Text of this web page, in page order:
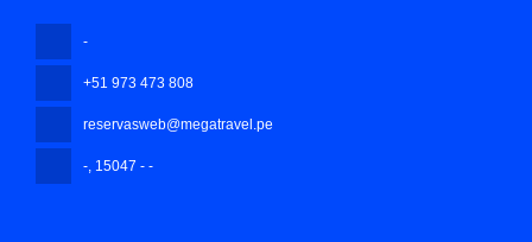
-
+51 973 473 808
reservasweb@megatravel.pe
- , 15047 - -